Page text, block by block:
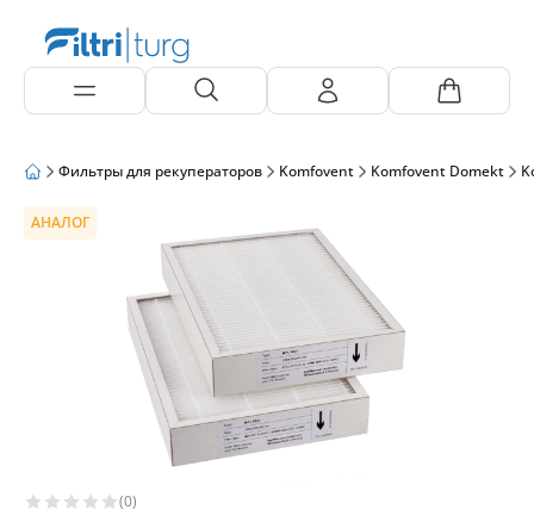
Фильтры для рекуператоров Komfovent Komfovent Domekt
АНАЛОГ
(0)